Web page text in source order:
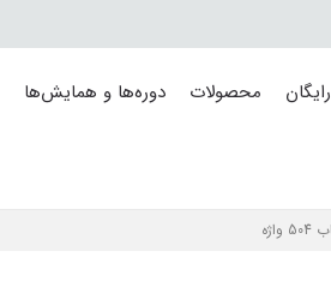
محصولات دوره‌ها و همایش‌ها